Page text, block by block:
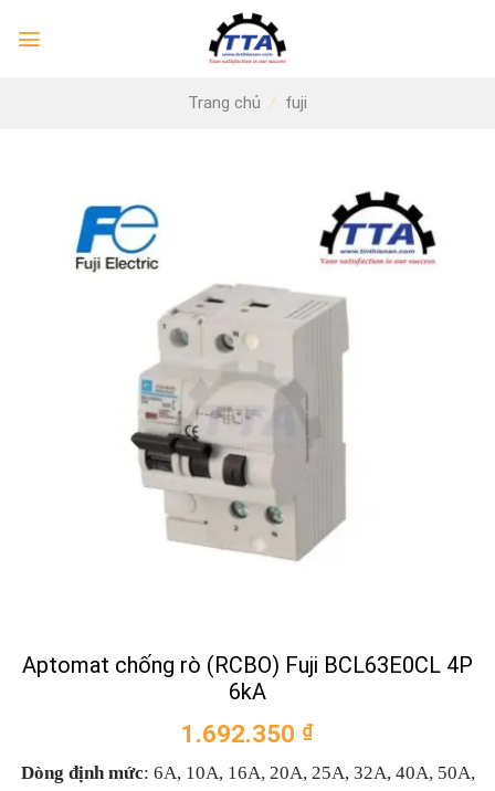
Trang chủ / fuji
Aptomat chống rò (RCBO) Fuji BCL63E0CL 4P
6kA
1.692.350 ₫
Dòng định mức: 6A, 10A, 16A, 20A, 25A, 32A, 40A, 50A,